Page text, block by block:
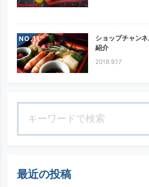
NO.
ショップチャン
紹介
2019.9.17
最近の投稿